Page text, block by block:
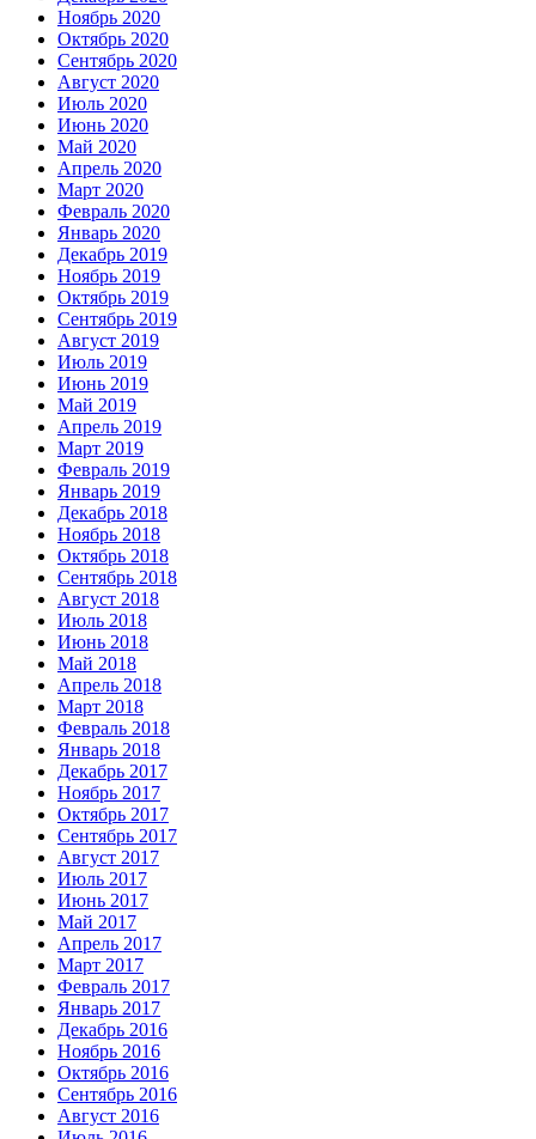
Ноябрь 2020
Октябрь 2020
Сентябрь 2020
Август 2020
Июль 2020
Июнь 2020
Май 2020
Апрель 2020
Март 2020
Февраль 2020
Январь 2020
Декабрь 2019
Ноябрь 2019
Октябрь 2019
Сентябрь 2019
Август 2019
Июль 2019
Июнь 2019
Май 2019
Апрель 2019
Март 2019
Февраль 2019
Январь 2019
Декабрь 2018
Ноябрь 2018
Октябрь 2018
Сентябрь 2018
Август 2018
Июль 2018
Июнь 2018
Май 2018
Апрель 2018
Март 2018
Февраль 2018
Январь 2018
Декабрь 2017
Ноябрь 2017
Октябрь 2017
Сентябрь 2017
Август 2017
Июль 2017
Июнь 2017
Май 2017
Апрель 2017
Март 2017
Февраль 2017
Январь 2017
Декабрь 2016
Ноябрь 2016
Октябрь 2016
Сентябрь 2016
Август 2016